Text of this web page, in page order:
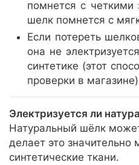
помнется с четкими
шелк помнется с
Если потереть
она не
синтетике (этот
проверки в магазине)
Электризуется ли
Натуральный шёлк
делает это
синтетические ткани.